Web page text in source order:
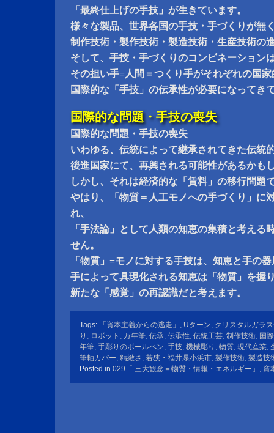
「最終仕上げの手技」が生きています。
様々な製品、世界各国の手技・手づくりが無
制作技術・製作技術・製造技術・生産技術の
そして、手技・手づくりのコンビネーション
その担い手=人間＝つくり手がそれぞれの国
国際的な「手技」の伝承性が必要になってき
国際的な問題・手技の喪失
国際的な問題・手技の喪失
いわゆる、伝統によって継承されてきた伝統
後進国家にて、再興される可能性があるかも
しかし、それは経済的な「賃料」の移行問題
やはり、「物質＝人工モノへの手づくり」に
れ、
「手法論」として人類の知恵の集積と考える
せん。
「物質」=モノに対する手技は、知恵と手の
手によって具現化される知恵は「物質」を握
新たな「感覚」の再認識だと考えます。
Tags: 「資本主義からの逃走」 , Uターン, クリスタルガラ
り , ロボット , 万年筆, 伝承, 伝承性, 伝統工芸, 制作技術, 国
年筆, 手彫りのボールペン, 手技, 機械彫り , 物質, 現代産業,
筆軸カバー, 精緻さ , 若狭・福井県小浜市, 製作技術, 製造技
Posted in 029「 三大観念＝物質・情報・エネルギー」 , 資